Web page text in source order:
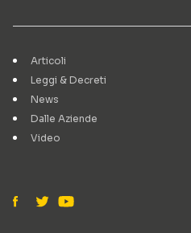
Articoli
Leggi & Decreti
News
Dalle Aziende
Video